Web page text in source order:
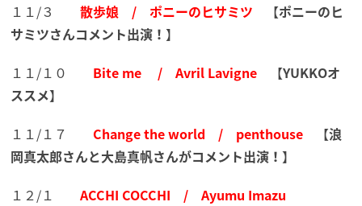
１１/３
散歩娘 / ポニーのヒサミツ 【ポニーのヒ
サミツさんコメント出演！】
１１/１０
Bite me / Avril Lavigne 【YUKKOオ
ススメ】
１１/１７
Change the world / penthouse 【浪
岡真太郎さんと大島真帆さんがコメント出演！】
１２/１
ACCHI COCCHI / Ayumu Imazu